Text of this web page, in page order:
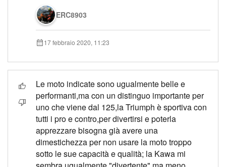
ERC8903
17 febbraio 2020, 11:23
Le moto indicate sono ugualmente belle e
performanti,ma con un distinguo importante per
uno che viene dal 125,la Triumph è sportiva con
tutti i pro e contro,per divertirsi e poterla
apprezzare bisogna già avere una
dimestichezza per non usare la moto troppo
sotto le sue capacità e qualità; la Kawa mi